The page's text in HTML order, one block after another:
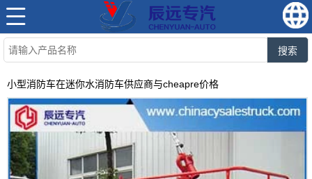
搜索
小型消防车在迷你水消防车供应商与cheapre价格